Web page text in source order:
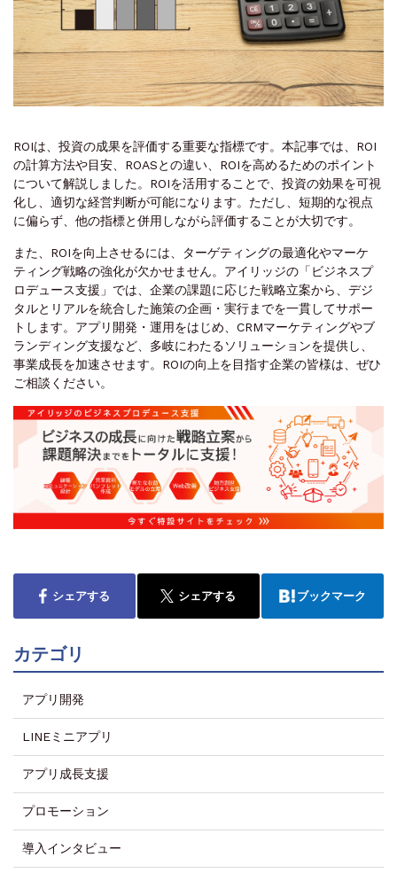
ROIは、投資の成果を評価する重要な指標です。本記事では、ROI
の計算方法や目安、ROASとの違い、ROIを高めるためのポイント
について解説しました。ROIを活用することで、投資の効果を可視
化し、適切な経営判断が可能になります。ただし、短期的な視点
に偏らず、他の指標と併用しながら評価することが大切です。
また、ROIを向上させるには、ターゲティングの最適化やマーケ
ティング戦略の強化が欠かせません。アイリッジの「ビジネスプ
ロデュース支援」では、企業の課題に応じた戦略立案から、デジ
タルとリアルを統合した施策の企画・実行までを一貫してサポー
トします。アプリ開発・運用をはじめ、CRMマーケティングやブ
ランディング支援など、多岐にわたるソリューションを提供し、
事業成長を加速させます。ROIの向上を目指す企業の皆様は、ぜひ
ご相談ください。
シェアする シェアする ブックマーク
カテゴリ
アプリ開発
LINEミニアプリ
アプリ成長支援
プロモーション
導入インタビュー